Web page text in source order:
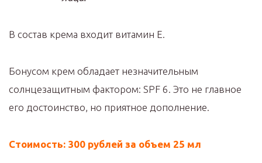
В состав крема входит витамин Е.
Бонусом крем обладает незначительным
солнцезащитным фактором: SPF 6. Это не главное
его достоинство, но приятное дополнение.
Стоимость: 300 рублей за объем 25 мл